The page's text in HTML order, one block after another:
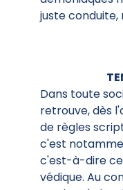
juste conduite,
Dans toute
retrouve, dès
de règles
c'est
c'est-à-dire
védique. Au